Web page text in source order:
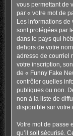
vous permettant de
par « votre mot de
Les informations de
sont protégées par
dans le pays qui
dehors de votre
adresse de courriel
votre inscription,
de « Funny Fake
contrôler quelles
publiques ou non.
non à la liste de
disponible sur votre
Votre mot de passe
qu’il soit sécurisé.